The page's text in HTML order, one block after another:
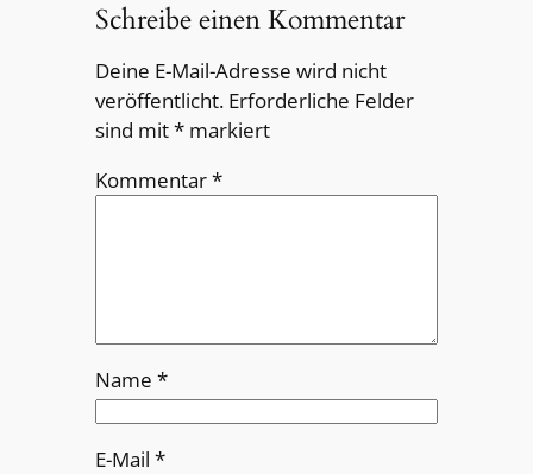
Schreibe einen Kommentar
Deine E-Mail-Adresse wird nicht
veröffentlicht. Erforderliche Felder
sind mit*markiert
Kommentar*
Name *
E-Mail *